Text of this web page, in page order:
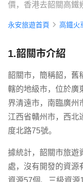
價，香港去韶關高鐵
永安旅遊首頁 高鐵火
1.韶關市介紹
韶關市，簡稱韶，舊
轄的地級市，位於廣
界清遠市，南臨廣州
江西省贛州市，西北
度北路75號。
據統計，韶關市旅遊
處，沒有開發的資源
資源57個、三級資